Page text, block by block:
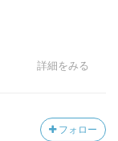
詳細をみる
フォロー